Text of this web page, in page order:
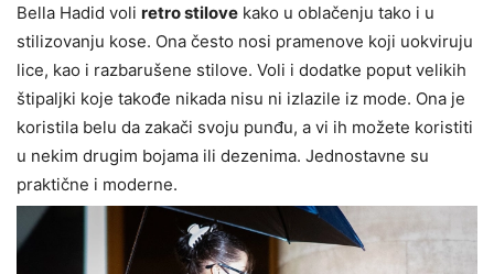
Bella Hadid voli retro stilove kako u oblačenju tako i u
stilizovanju kose. Ona često nosi pramenove koji uokviruju
lice, kao i razbarušene stilove. Voli i dodatke poput velikih
štipaljki koje takođe nikada nisu ni izlazile iz mode. Ona je
koristila belu da zakači svoju punđu, a vi ih možete koristiti
u nekim drugim bojama ili dezenima. Jednostavne su
praktične i moderne.